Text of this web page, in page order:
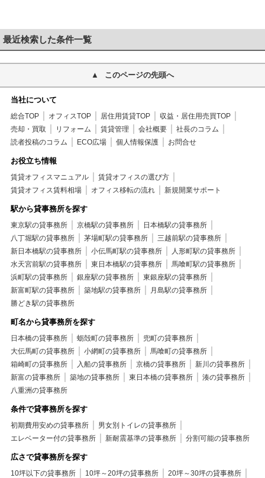
最近検索した条件一覧
このページの先頭へ
当社について
総合TOP オフィスTOP 居住用賃貸TOP
収益・居住用売買TOP
売却・買取
リフォーム 賃貸管理 会社概要
社長のコラム
読者投稿のコラム
ECO広場 個人情報保護 お問合せ
お役立ち情報
賃貸オフィスマニュアル
賃貸オフィスの選び方
賃貸オフィス賃料相場
オフィス移転の流れ 新規開業サポート
駅から貸事務所を探す
東京駅の貸事務所 京橋駅の貸事務所
日本橋駅の貸事務所
八丁堀駅の貸事務所
茅場町駅の貸事務所
三越前駅の貸事務所
新日本橋駅の貸事務所
小伝馬町駅の貸事務所
人形町駅の貸事務所
水天宮前駅の貸事務所
東日本橋駅の貸事務所
馬喰町駅の貸事務所
浜町駅の貸事務所
銀座駅の貸事務所
東銀座駅の貸事務所
新富町駅の貸事務所
築地駅の貸事務所
月島駅の貸事務所
勝どき駅の貸事務所
町名から貸事務所を探す
日本橋の貸事務所 蛎殻町の貸事務所
兜町の貸事務所
大伝馬町の貸事務所
小網町の貸事務所
馬喰町の貸事務所
箱崎町の貸事務所
入船の貸事務所 京橋の貸事務所
新川の貸事務所
新富の貸事務所
築地の貸事務所 東日本橋の貸事務所
湊の貸事務所
八重洲の貸事務所
条件で貸事務所を探す
初期費用安めの貸事務所
男女別トイレの貸事務所
エレベーター付の貸事務所
新耐震基準の貸事務所 分割可能の貸事務所
広さで貸事務所を探す
10坪以下の貸事務所 10坪～20坪の貸事務所
20坪～30坪の貸事務所